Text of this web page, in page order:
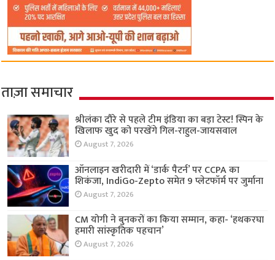
ताज़ा समाचार
श्रीलंका दौरे से पहले टीम इंडिया का बड़ा टेस्ट! स्पिन के
खिलाफ खुद को परखेंगे गिल-राहुल-जायसवाल
August 7, 2026
ऑनलाइन खरीदारी में ‘डार्क पैटर्न’ पर CCPA का
शिकंजा, IndiGo-Zepto समेत 9 प्लेटफॉर्म पर जुर्माना
August 7, 2026
CM योगी ने बुनकरों का किया सम्मान, कहा- ‘हथकरघा
हमारी सांस्कृतिक पहचान’
August 7, 2026